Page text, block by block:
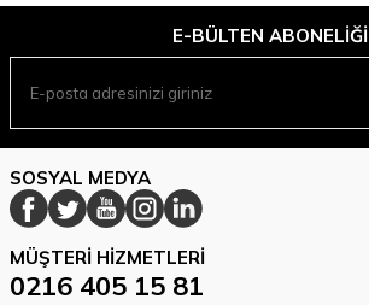
E-BÜLTEN ABONELIĞI
SOSYAL MEDYA
MÜŞTERI HIZMETLERI
0216 405 15 81